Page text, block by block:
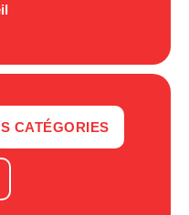
CATÉGORIES